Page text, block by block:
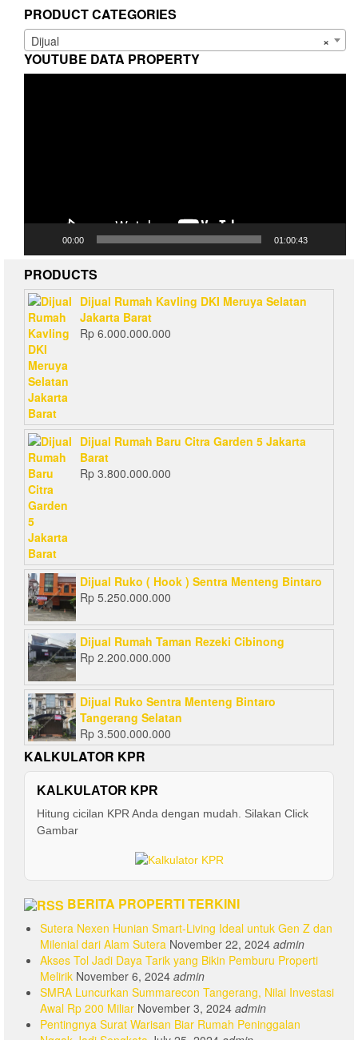
PRODUCT CATEGORIES
×
Dijual
YOUTUBE DATA PROPERTY
00:00 01:00:43
PRODUCTS
Dijual Rumah Kavling DKI Meruya Selatan
Jakarta Barat
Rp 6.000.000.000
Dijual Rumah Baru Citra Garden 5 Jakarta
Barat
Rp 3.800.000.000
Dijual Ruko ( Hook ) Sentra Menteng Bintaro
Rp 5.250.000.000
Dijual Rumah Taman Rezeki Cibinong
Rp 2.200.000.000
Dijual Ruko Sentra Menteng Bintaro
Tangerang Selatan
Rp 3.500.000.000
KALKULATOR KPR
KALKULATOR KPR
Hitung cicilan KPR Anda dengan mudah. Silakan Click
Gambar
BERITA PROPERTI TERKINI
Sutera Nexen Hunian Smart-Living Ideal untuk Gen Z dan
Milenial dari Alam Sutera November 22, 2024 admin
Akses Tol Jadi Daya Tarik yang Bikin Pemburu Properti
Melirik November 6, 2024 admin
SMRA Luncurkan Summarecon Tangerang, Nilai Investasi
Awal Rp 200 Miliar November 3, 2024 admin
Pentingnya Surat Warisan Biar Rumah Peninggalan